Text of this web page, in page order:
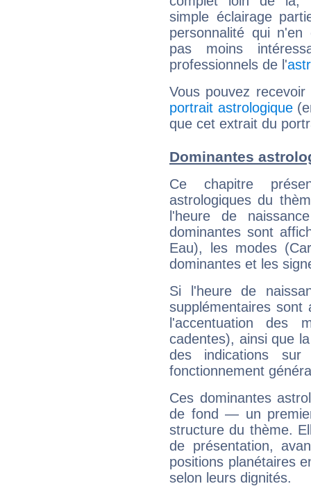
simple éclairage
personnalité qui n'en
pas moins
professionnels de l'
Vous pouvez
portrait astrologique
que cet extrait du
Dominantes
Ce chapitre
astrologiques du
l'heure de
dominantes sont
Eau), les modes
dominantes et les
Si l'heure de
supplémentaires sont
l'accentuation des
cadentes), ainsi que
des indications sur
fonctionnement
Ces dominantes
de fond — un
structure du thème.
de présentation,
positions planétaires
selon leurs dignités.